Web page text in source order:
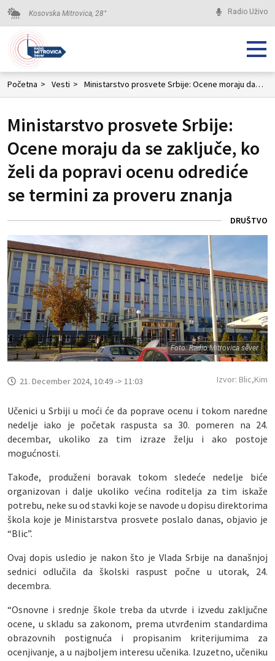
Kosovska Mitrovica, 28° Radio Uživo
Početna > Vesti > Ministarstvo prosvete Srbije: Ocene moraju da se zaključe, ko želi da popravi ocenu odrediće se termini za proveru znanja
Ministarstvo prosvete Srbije:
Ocene moraju da se zaključe, ko
želi da popravi ocenu odrediće
se termini za proveru znanja
DRUŠTVO
Foto: Radio Mitrovica sever
21. December 2024, 10:49 -> 11:03 Izvor: Blic,Kim
Učenici u Srbiji u moći će da poprave ocenu i tokom naredne
nedelje iako je početak raspusta sa 30. pomeren na 24.
decembar, ukoliko za tim izraze želju i ako postoje
mogućnosti.
Takođe, produženi boravak tokom sledeće nedelje biće
organizovan i dalje ukoliko većina roditelja za tim iskaže
potrebu, neke su od stavki koje se navode u dopisu direktorima
škola koje je Ministarstva prosvete poslalo danas, objavio je
“Blic”.
Ovaj dopis usledio je nakon što je Vlada Srbije na današnjoj
sednici odlučila da školski raspust počne u utorak, 24.
decembra.
“Osnovne i srednje škole treba da utvrde i izvedu zaključne
ocene, u skladu sa zakonom, prema utvrđenim standardima
obrazovnih postignuća i propisanim kriterijumima za
ocenjivanje, a u najboljem interesu učenika. Izuzetno, učeniku